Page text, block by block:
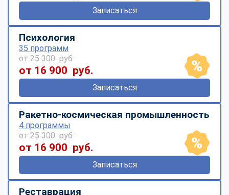
Записаться
Психология
35 программ
от 25 300 руб.
от 16 900 руб.
Записаться
Ракетно-космическая промышленность
4 программы
от 25 300 руб.
от 16 900 руб.
Записаться
Реставрация